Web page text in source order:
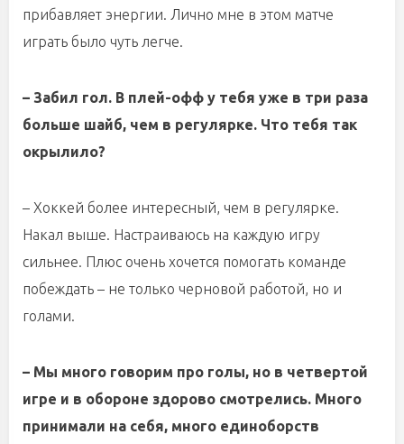
прибавляет энергии. Лично мне в этом матче
играть было чуть легче.
– Забил гол. В плей-офф у тебя уже в три раза
больше шайб, чем в регулярке. Что тебя так
окрылило?
– Хоккей более интересный, чем в регулярке.
Накал выше. Настраиваюсь на каждую игру
сильнее. Плюс очень хочется помогать команде
побеждать – не только черновой работой, но и
голами.
– Мы много говорим про голы, но в четвертой
игре и в обороне здорово смотрелись. Много
принимали на себя, много единоборств